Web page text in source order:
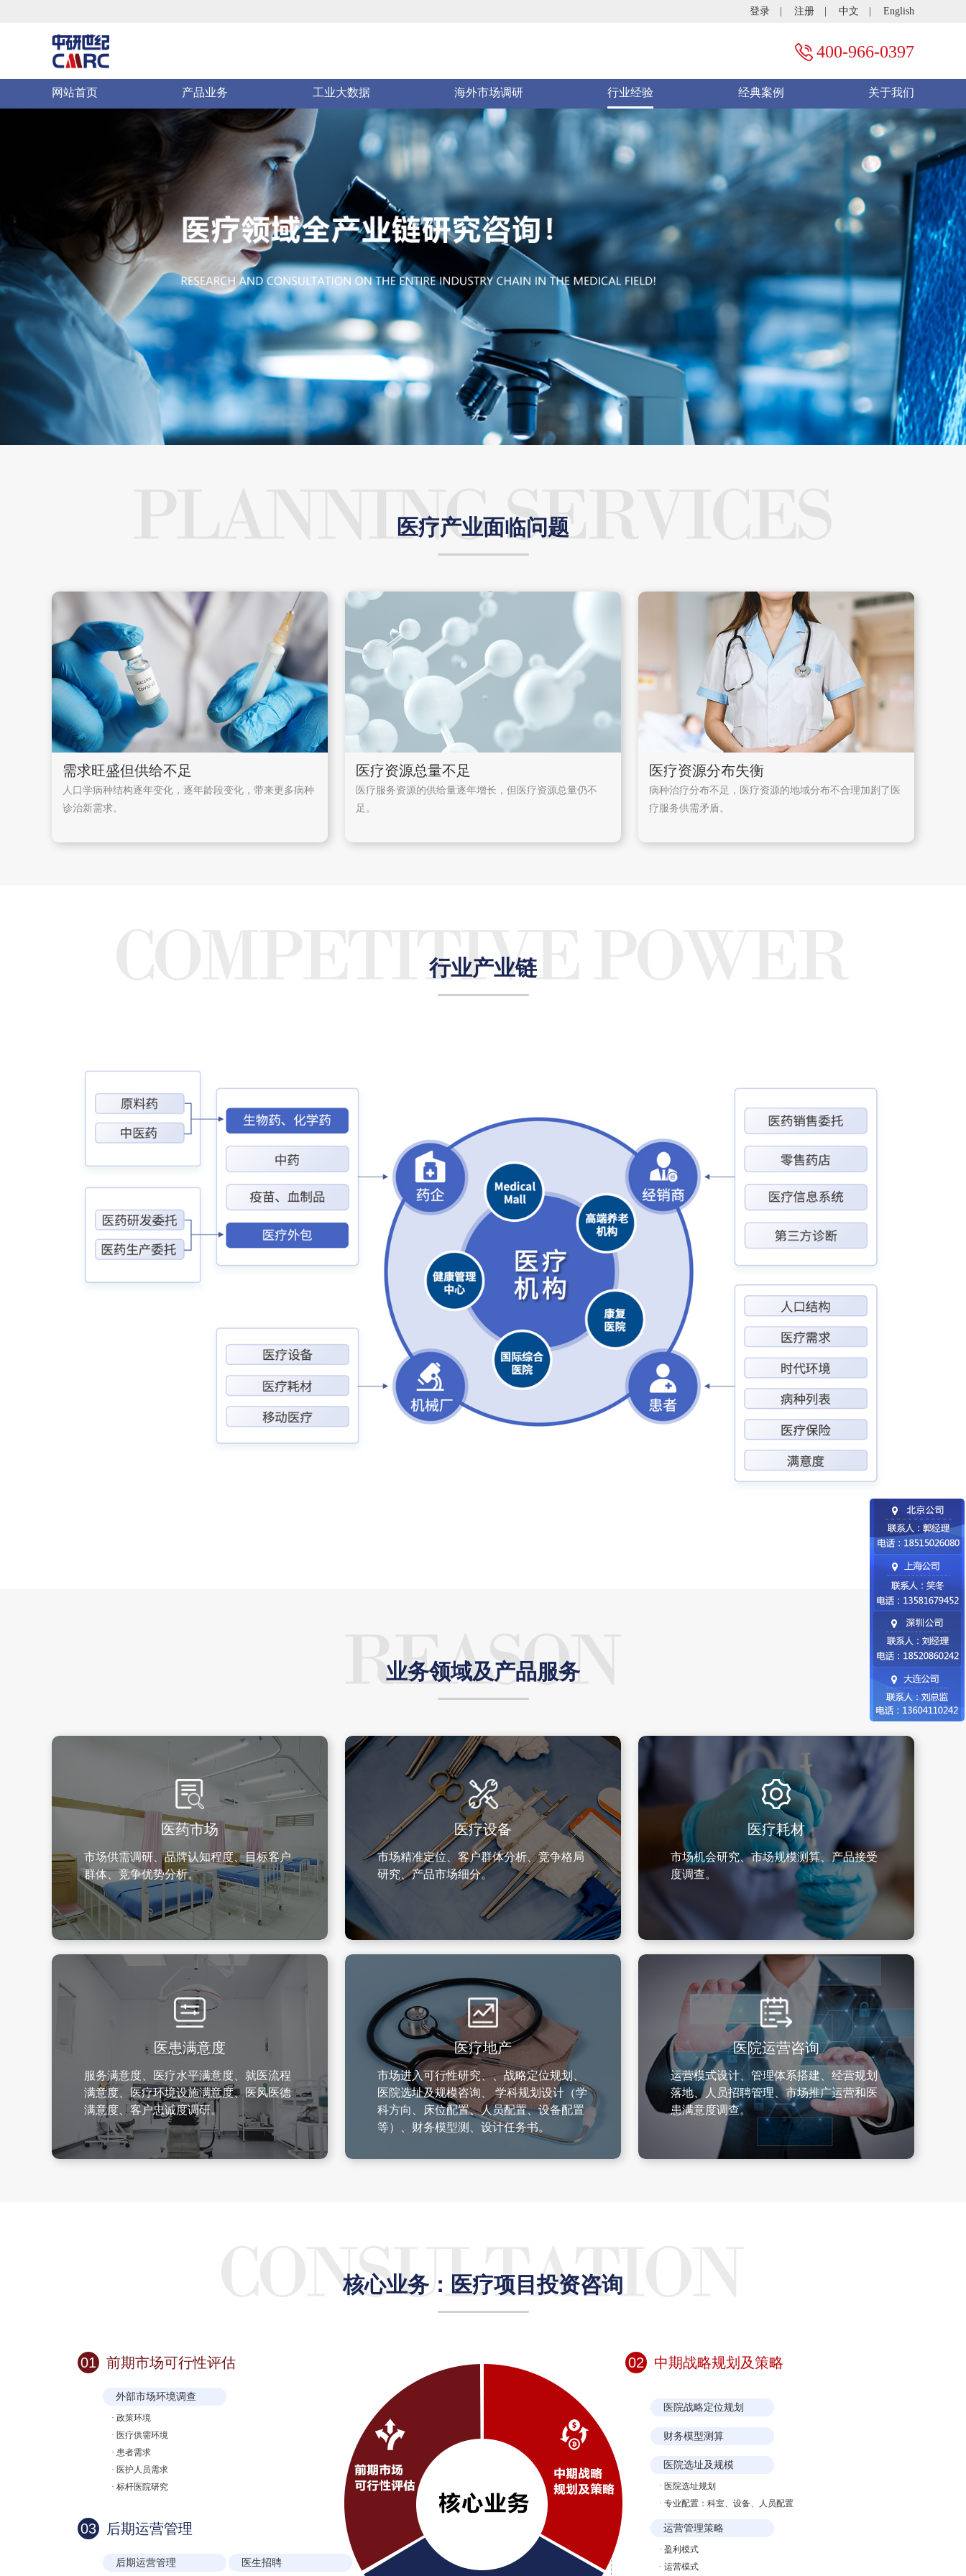
登录 注册 中文 English
400-966-0397
网站首页 产品业务 工业大数据 海外市场调研 行业经验 经典案例 关于我们
联系中研
医疗产业面临问题
需求旺盛但供给不足
人口学病种结构逐年变化，逐年龄段变化，带来更多病种
诊治新需求。
医疗资源总量不足
医疗服务资源的供给量逐年增长，但医疗资源总量仍不
足。
医疗资源分布失衡
病种治疗分布不足，医疗资源的地域分布不合理加剧了医
疗服务供需矛盾。
行业产业链
业务领域及产品服务
医药市场
市场供需调研、品牌认知程度、目标客户
群体、竞争优势分析。
医疗设备
市场精准定位、客户群体分析、竞争格局
研究、产品市场细分。
医疗耗材
市场机会研究、市场规模测算、产品接受
度调查。
医患满意度
服务满意度、医疗水平满意度、就医流程
满意度、医疗环境设施满意度、医风医德
满意度、客户忠诚度调研。
医疗地产
市场进入可行性研究、、战略定位规划、
医院选址及规模咨询、 学科规划设计（学
科方向、床位配置、人员配置、设备配置
等）、财务模型测、设计任务书。
医院运营咨询
运营模式设计、管理体系搭建、经营规划
落地、人员招聘管理、市场推广运营和医
患满意度调查。
核心业务：医疗项目投资咨询
01 前期市场可行性评估
外部市场环境调查
· 政策环境
· 医疗供需环境
· 患者需求
· 医护人员需求
· 标杆医院研究
02 中期战略规划及策略
医院战略定位规划
财务模型测算
医院选址及规模
· 医院选址规划
· 专业配置：科室、设备、人员配置
运营管理策略
· 盈利模式
· 运营模式
03 后期运营管理
后期运营管理 医生招聘